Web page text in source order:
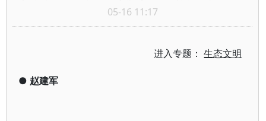
05-16 11:17
进入专题：生态文明
● 赵建军